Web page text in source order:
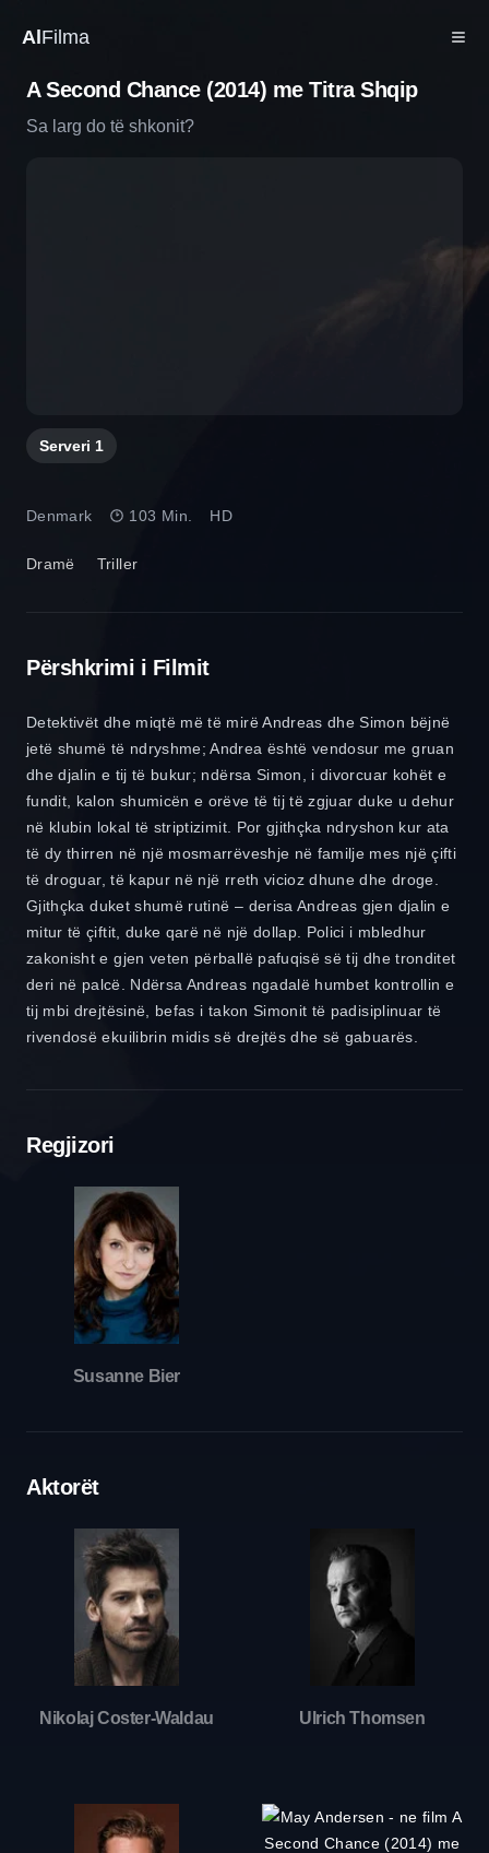
Al Filma
A Second Chance (2014) me Titra Shqip
Sa larg do të shkonit?
Serveri 1
Dramë Triller
Denmark 103 Min. HD
Përshkrimi i Filmit
Detektivët dhe miqtë më të mirë Andreas dhe Simon bëjnë
jetë shumë të ndryshme; Andrea është vendosur me gruan
dhe djalin e tij të bukur; ndërsa Simon, i divorcuar kohët e
fundit, kalon shumicën e orëve të tij të zgjuar duke u dehur
në klubin lokal të striptizimit. Por gjithçka ndryshon kur ata
të dy thirren në një mosmarrëveshje në familje mes një çifti
të droguar, të kapur në një rreth vicioz dhune dhe droge.
Gjithçka duket shumë rutinë – derisa Andreas gjen djalin e
mitur të çiftit, duke qarë në një dollap. Polici i mbledhur
zakonisht e gjen veten përballë pafuqisë së tij dhe tronditet
deri në palcë. Ndërsa Andreas ngadalë humbet kontrollin e
tij mbi drejtësinë, befas i takon Simonit të padisiplinuar të
rivendosë ekuilibrin midis së drejtës dhe së gabuarës.
Regjizori
Susanne Bier
Aktorët
Nikolaj Coster-Waldau Ulrich Thomsen